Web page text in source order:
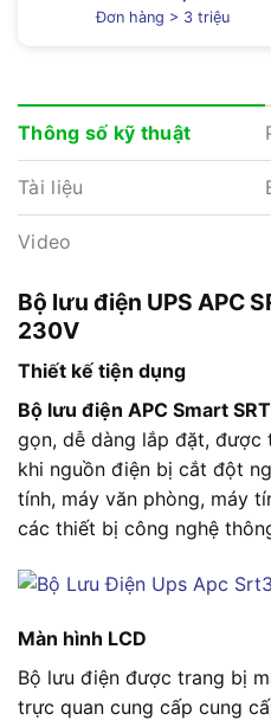
Đơn hàng > 3 triệu
Thông số kỹ thuật
Tài liệu
Video
Bộ lưu điện UPS APC
230V
Thiết kế tiện dụng
Bộ lưu điện APC Smart
gọn, dễ dàng lắp đặt,
khi nguồn điện bị cắt đột
tính, máy văn phòng, máy
các thiết bị công nghệ
Màn hình LCD
Bộ lưu điện được trang bị
trực quan cung cấp cung